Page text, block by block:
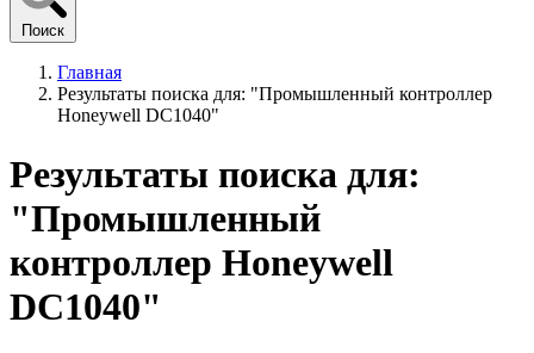
Поиск
Главная
Результаты поиска для: "Промышленный контроллер
Honeywell DC1040"
Результаты поиска для:
"Промышленный
контроллер Honeywell
DC1040"